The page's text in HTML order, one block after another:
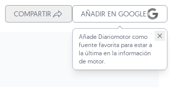
COMPARTIR AÑADIR EN GOOGLE
Añade Diariomotor como
fuente favorita para estar a
la última en la información
de motor.